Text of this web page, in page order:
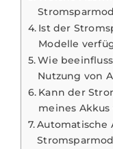
Ist der
Modelle
Wie
Nutzung von
Kann der
meines
Automatische